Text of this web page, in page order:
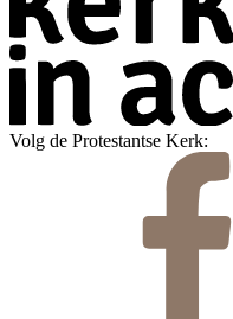
Volg de Protestantse Kerk: